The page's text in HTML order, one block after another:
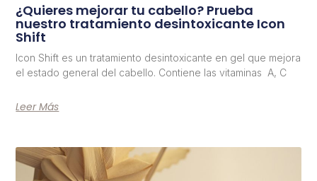
¿Quieres mejorar tu cabello? Prueba
nuestro tratamiento desintoxicante Icon
Shift
Icon Shift es un tratamiento desintoxicante en gel que mejora
el estado general del cabello. Contiene las vitaminas A, C
Leer Más